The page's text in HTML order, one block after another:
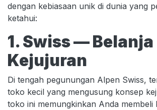
dengan kebiasaan unik di dunia yang
ketahui:
1. Swiss — Belanja
Kejujuran
Di tengah pegunungan Alpen Swiss,
toko kecil yang mengusung konsep
toko ini memungkinkan Anda membeli